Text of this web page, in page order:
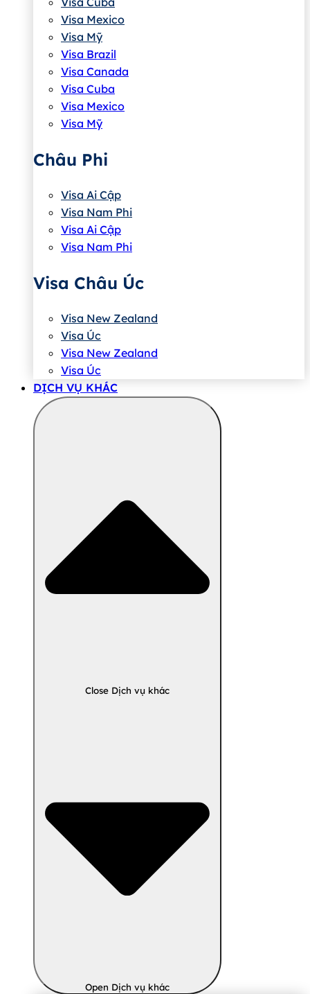
Visa Mexico
Visa Mỹ
Visa Brazil
Visa Canada
Visa Cuba
Visa Mexico
Visa Mỹ
Châu Phi
Visa Ai Cập
Visa Nam Phi
Visa Ai Cập
Visa Nam Phi
Visa Châu Úc
Visa New Zealand
Visa Úc
Visa New Zealand
Visa Úc
DỊCH VỤ KHÁC
Close Dịch vụ khác
Open Dịch vụ khác